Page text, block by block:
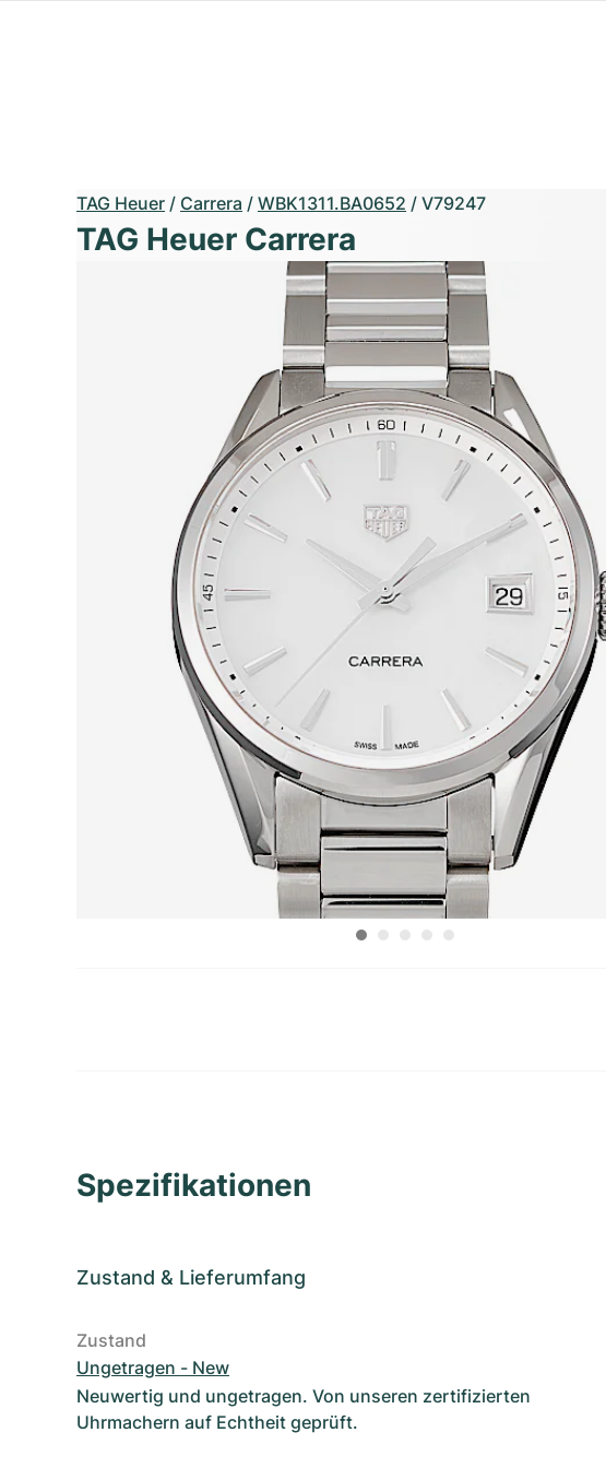
TAG Heuer / Carrera / WBK1311.BA0652 / V79247
TAG Heuer Carrera
Spezifikationen
Zustand & Lieferumfang
Zustand
Ungetragen - New
Neuwertig und ungetragen. Von unseren zertifizierten
Uhrmachern auf Echtheit geprüft.